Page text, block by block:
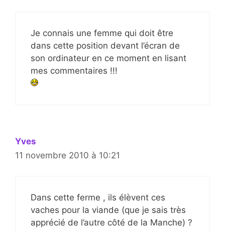
Je connais une femme qui doit être
dans cette position devant l’écran de
son ordinateur en ce moment en lisant
mes commentaires !!!
Yves
11 novembre 2010 à 10:21
Dans cette ferme , ils élèvent ces
vaches pour la viande (que je sais très
apprécié de l’autre côté de la Manche) ?